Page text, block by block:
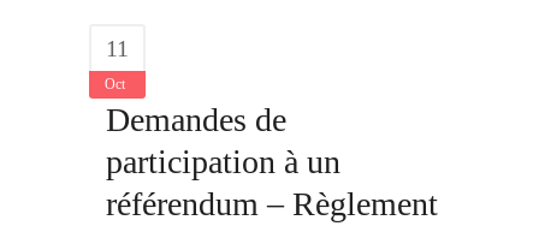
11
Oct
Demandes de
participation à un
référendum – Règlement